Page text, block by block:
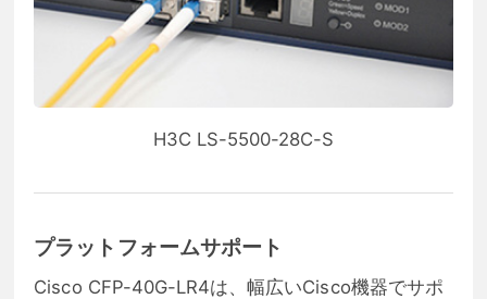
H3C LS-5500-28C-S
プラットフォームサポート
Cisco CFP-40G-LR4は、幅広いCisco機器でサポ